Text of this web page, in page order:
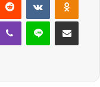
Viber Line E-Posta ile